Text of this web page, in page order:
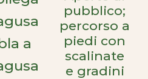
a
pubblico;
percorso a
piedi con
scalinate
e gradini